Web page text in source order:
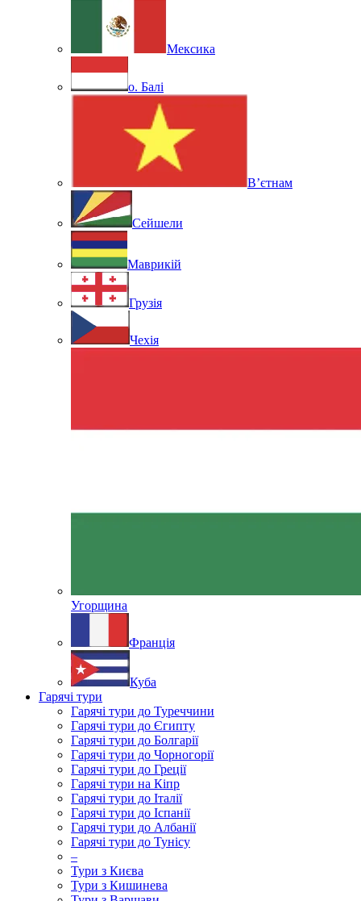
Мексика
о. Балі
В’єтнам
Сейшели
Маврикій
Грузія
Чехія
Угорщина
Франція
Куба
Гарячі тури
Гарячі тури до Туреччини
Гарячі тури до Єгипту
Гарячі тури до Болгарії
Гарячі тури до Чорногорії
Гарячі тури до Греції
Гарячі тури на Кіпр
Гарячі тури до Італії
Гарячі тури до Іспанії
Гарячі тури до Албанії
Гарячі тури до Тунісу
–
Тури з Києва
Тури з Кишинева